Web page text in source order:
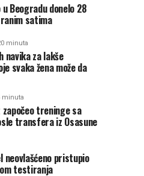
Beogradu donelo 28
satima
minuta
navika za lakše
svaka žena može da
minuta
treninge sa
transfera iz Osasune
neovlašćeno pristupio
testiranja